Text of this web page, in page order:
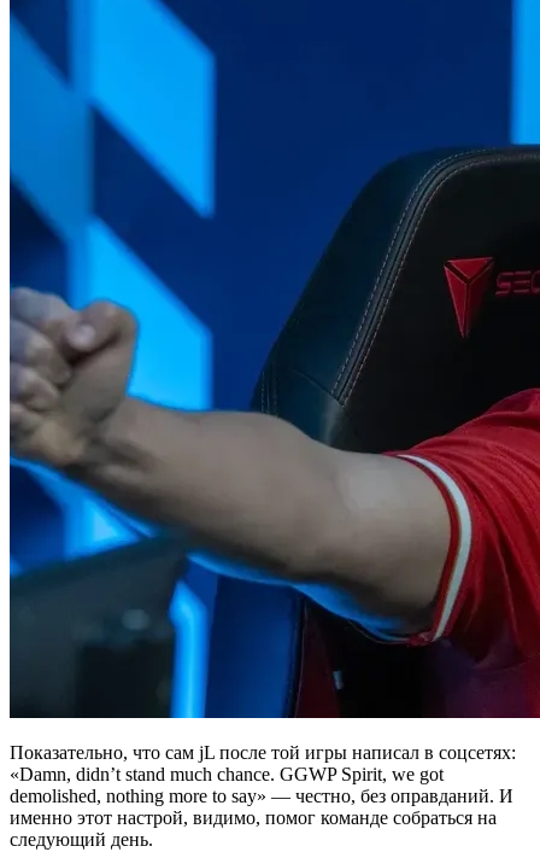
Показательно, что сам jL после той игры написал в соцсетях:
«Damn, didn’t stand much chance. GGWP Spirit, we got
demolished, nothing more to say» — честно, без оправданий. И
именно этот настрой, видимо, помог команде собраться на
следующий день.